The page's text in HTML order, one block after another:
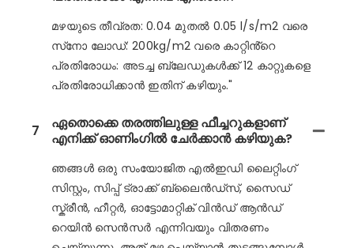
മഴയുടെ തീവ്രത: 0.04 മുതൽ 0.05 l/s/m2 വരെ
സ്‌നോ ലോഡ്: 200kg/m2 വരെ കാറ്റിൻ്റെ
പ്രതിരോധം: അടച്ച ബ്ലേഡുകൾക്ക് 12 കാറ്റുകളെ
പ്രതിരോധിക്കാൻ ഇതിന് കഴിയും."
7
ഏതൊക്കെ തരത്തിലുള്ള ഫീച്ചറുകളാണ്
എനിക്ക് ഓണിംഗിൽ ചേർക്കാൻ കഴിയുക?
ഞങ്ങൾ ഒരു സംയോജിത എൽഇഡി ലൈറ്റിംഗ്
സിസ്റ്റം, സിപ്പ് ട്രാക്ക് ബ്ലൈൻഡ്സ്, സൈഡ്
സ്ക്രീൻ, ഹീറ്റർ, ഓട്ടോമാറ്റിക് വിൻഡ് ആൻഡ്
റെയിൻ സെൻസർ എന്നിവയും വിതരണം